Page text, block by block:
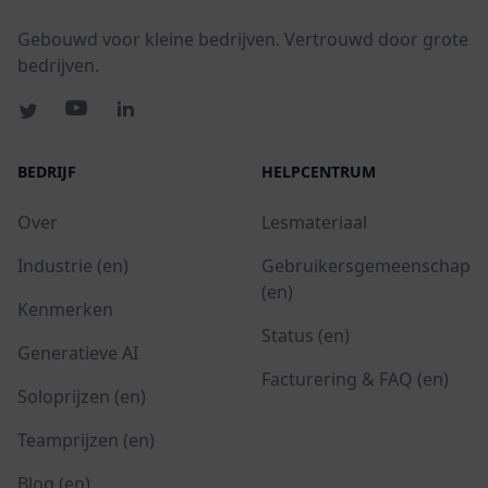
Gebouwd voor kleine bedrijven. Vertrouwd door grote
bedrijven.
BEDRIJF
Over
Industrie (en)
Kenmerken
Generatieve AI
Soloprijzen (en)
Teamprijzen (en)
HELPCENTRUM
Lesmateriaal
Gebruikersgemeenschap
(en)
Status (en)
Facturering & FAQ (en)